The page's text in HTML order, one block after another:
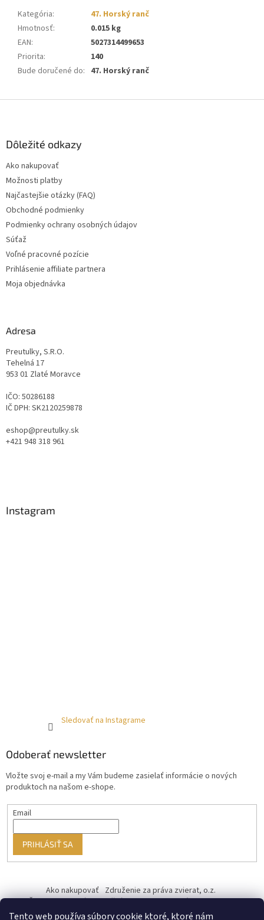
Tento web používa súbory cookie ktoré, ktoré nám
Kategória:
47. Horský ranč
Hmotnosť:
0.015 kg
EAN:
5027314499653
Priorita:
140
Bude doručené do: 47. Horský ranč
Dôležité odkazy
Ako nakupovať
Možnosti platby
Najčastejšie otázky (FAQ)
Obchodné podmienky
Podmienky ochrany osobných údajov
Súťaž
Voľné pracovné pozície
Prihlásenie affiliate partnera
Moja objednávka
Adresa
Preutulky, S.R.O.
Tehelná 17
953 01 Zlaté Moravce
IČO: 50286188
IČ DPH: SK2120259878
eshop@preutulky.sk
+421 948 318 961
Instagram
Sledovať na Instagrame
Odoberať newsletter
Vložte svoj e-mail a my Vám budeme zasielať informácie o nových
produktoch na našom e-shope.
Email
PRIHLÁSIŤ SA
Ako nakupovať Združenie za práva zvierat, o.z.
Československý kastračný program Informácie o cookies
od ♥ vybudoval Filip Minár